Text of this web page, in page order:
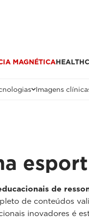
MAGNÉTICA
Imagens
de
de conteúdos
inovadores é